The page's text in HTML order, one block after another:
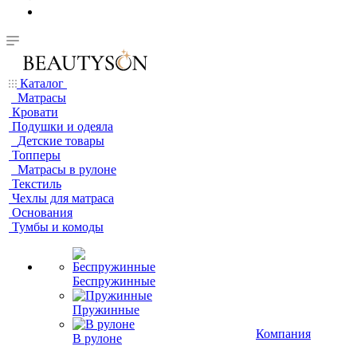
Каталог
Матрасы
Кровати
Подушки и одеяла
Детские товары
Топперы
Матрасы в рулоне
Текстиль
Чехлы для матраса
Основания
Тумбы и комоды
Беспружинные
Пружинные
В рулоне
Компания